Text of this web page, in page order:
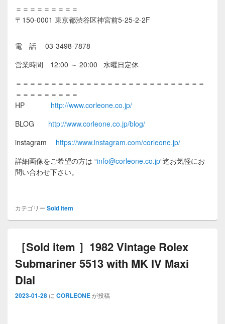
＝＝＝＝＝＝＝＝＝
〒150-0001 東京都渋谷区神宮前5-25-2-2F
電 話 03-3498-7878
営業時間 12:00 ～ 20:00 水曜日定休
＝＝＝＝＝＝＝＝＝＝＝＝＝＝＝＝＝＝＝＝＝＝＝＝＝＝＝
＝＝＝＝＝＝＝＝＝
HP
http://www.corleone.co.jp/
BLOG http://www.corleone.co.jp/blog/
instagram https://www.instagram.com/corleone.jp/
詳細画像をご希望の方は “info@corleone.co.jp“迄お気軽にお
問い合わせ下さい。
カテゴリー Sold item
［Sold item ］1982 Vintage Rolex
Submariner 5513 with MK IV Maxi
Dial
2023-01-28 に CORLEONEが投稿